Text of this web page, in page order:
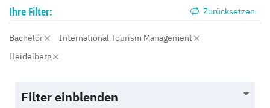
Ihre Filter: Zurücksetzen
Bachelor
International Tourism Management
Heidelberg
Filter einblenden